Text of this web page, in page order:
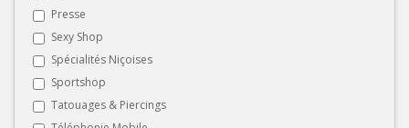
Presse
Sexy Shop
Spécialités Niçoises
Sportshop
Tatouages & Piercings